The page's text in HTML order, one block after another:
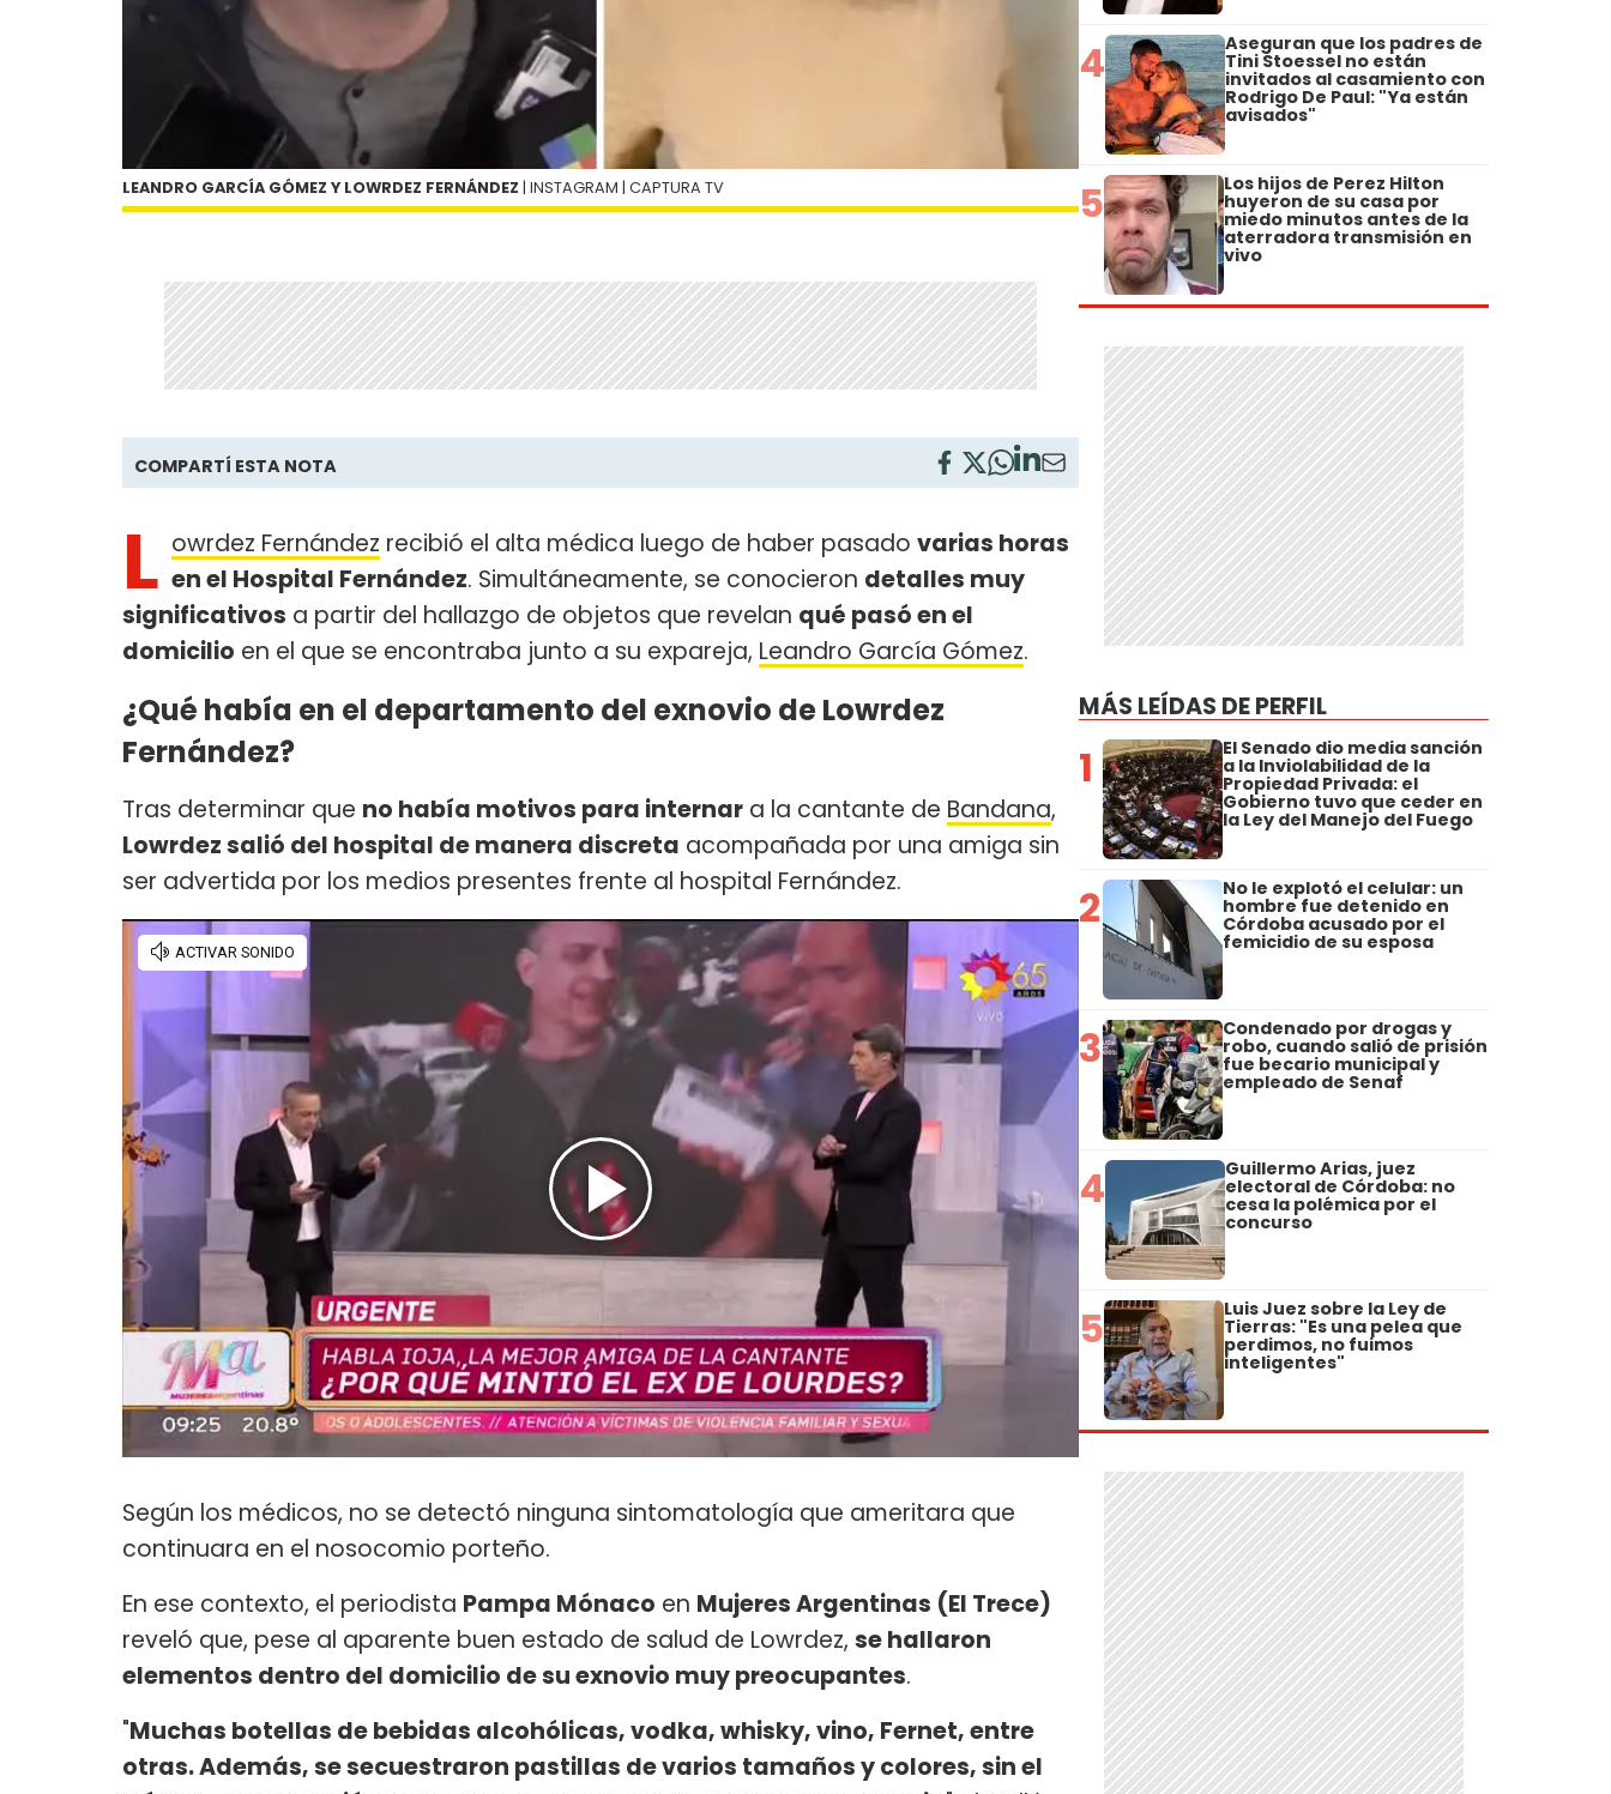
LEANDRO GARCÍA GÓMEZ Y LOWRDEZ FERNÁNDEZ | INSTAGRAM | CAPTURA TV
COMPARTÍ ESTA NOTA
L owrdez Fernández recibió el alta médica luego de haber pasado varias horas
en el Hospital Fernández. Simultáneamente, se conocieron detalles muy
significativos a partir del hallazgo de objetos que revelan qué pasó en el
domicilio en el que se encontraba junto a su expareja, Leandro García Gómez.
¿Qué había en el departamento del exnovio de Lowrdez
Fernández?
Tras determinar que no había motivos para internar a la cantante de Bandana,
Lowrdez salió del hospital de manera discreta acompañada por una amiga sin
ser advertida por los medios presentes frente al hospital Fernández.
Según los médicos, no se detectó ninguna sintomatología que ameritara que
continuara en el nosocomio porteño.
En ese contexto, el periodista Pampa Mónaco en Mujeres Argentinas (El Trece)
reveló que, pese al aparente buen estado de salud de Lowrdez, se hallaron
elementos dentro del domicilio de su exnovio muy preocupantes.
"Muchas botellas de bebidas alcohólicas, vodka, whisky, vino, Fernet, entre
otras. Además, se secuestraron pastillas de varios tamaños y colores, sin el
4 Aseguran que los padres de
Tini Stoessel no están
invitados al casamiento con
Rodrigo De Paul: "Ya están
avisados"
5 Los hijos de Perez Hilton
huyeron de su casa por
miedo minutos antes de la
aterradora transmisión en
vivo
MÁS LEÍDAS DE PERFIL
1 El Senado dio media sanción
a la Inviolabilidad de la
Propiedad Privada: el
Gobierno tuvo que ceder en
la Ley del Manejo del Fuego
2 No le explotó el celular: un
hombre fue detenido en
Córdoba acusado por el
femicidio de su esposa
3 Condenado por drogas y
robo, cuando salió de prisión
fue becario municipal y
empleado de Senaf
4 Guillermo Arias, juez
electoral de Córdoba: no
cesa la polémica por el
concurso
5 Luis Juez sobre la Ley de
Tierras: "Es una pelea que
perdimos, no fuimos
inteligentes"